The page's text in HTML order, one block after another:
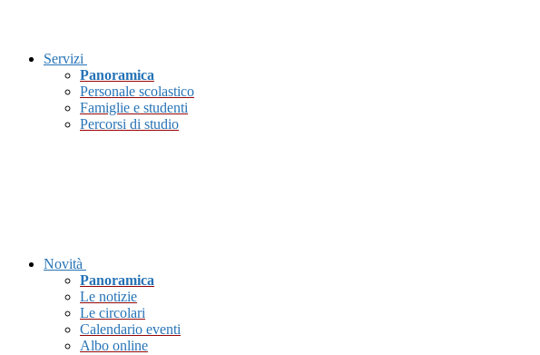
Servizi
Panoramica
Personale scolastico
Famiglie e studenti
Percorsi di studio
Novità
Panoramica
Le notizie
Le circolari
Calendario eventi
Albo online